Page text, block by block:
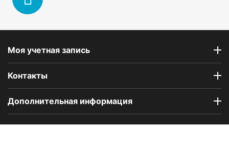
Моя учетная запись
Контакты
Дополнительная информация